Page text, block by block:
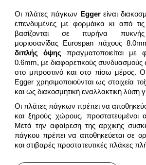
Οι πλάτες πάγκων Eggerείναι
επενδυμένες με φορμάικα κι από
βασίζονται σε πυρήνα πυκνής
μοριοσανίδας Eurospan πάχους
διπλής όψης πραγματοποιείται με
0.6mm, με διαφορετικούς
στο μπροστινό και στο πίσω μέρος.
Egger χρησιμοποιούνται ως στοιχεία
και ως διακοσμητική εναλλακτική λύση
Οι πλάτες πάγκων πρέπει να
και ξηρούς χώρους, προστατευμένοι
Μετά την αφαίρεση της αρχικής
πάγκου πρέπει να αποθηκεύεται σε
και στιβαρές προστατευτικές πλάκες